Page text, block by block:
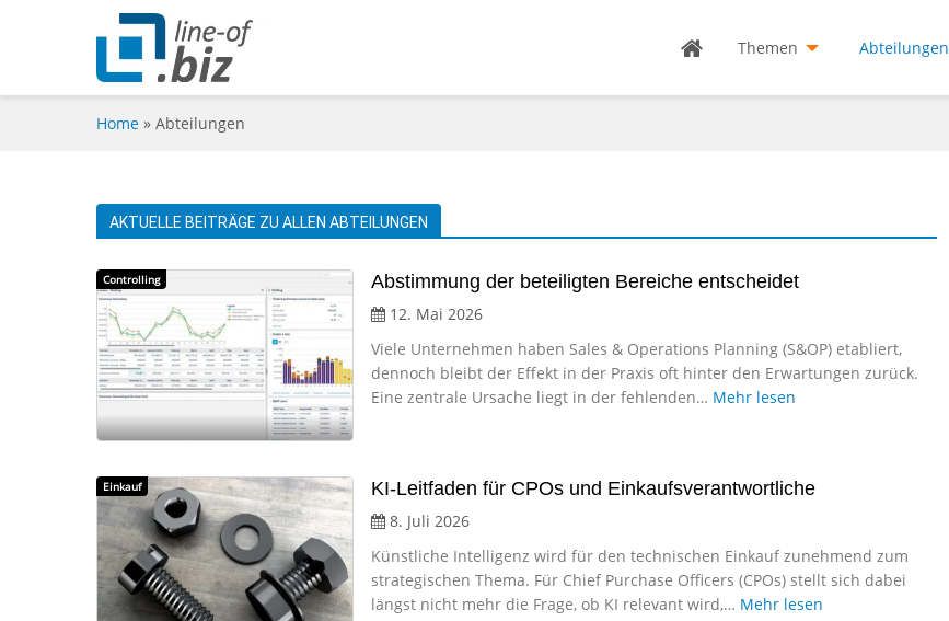
Themen Abteilungen
Home » Abteilungen
AKTUELLE BEITRÄGE ZU ALLEN ABTEILUNGEN
Controlling Abstimmung der beteiligten Bereiche entscheidet
12. Mai 2026
Viele Unternehmen haben Sales & Operations Planning (S&OP) etabliert,
dennoch bleibt der Effekt in der Praxis oft hinter den Erwartungen zurück.
Eine zentrale Ursache liegt in der fehlenden… Mehr lesen
Einkauf KI-Leitfaden für CPOs und Einkaufsverantwortliche
8. Juli 2026
Künstliche Intelligenz wird für den technischen Einkauf zunehmend zum
strategischen Thema. Für Chief Purchase Officers (CPOs) stellt sich dabei
längst nicht mehr die Frage, ob KI relevant wird,… Mehr lesen